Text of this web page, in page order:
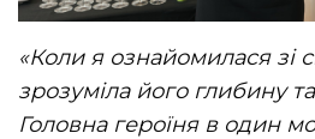
«Коли я ознайомилася зі
зрозуміла його глибину та
Головна героїня в один